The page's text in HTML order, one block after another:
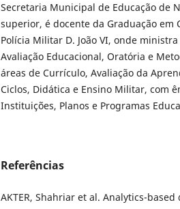
Secretaria Municipal de Educação de
superior, é docente da Graduação em
Polícia Militar D. João VI, onde
Avaliação Educacional, Oratória e
áreas de Currículo, Avaliação da
Ciclos, Didática e Ensino Militar, com
Instituições, Planos e Programas
Referências
AKTER, Shahriar et al. Analytics-